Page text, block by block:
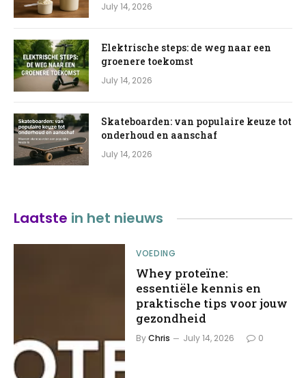
July 14, 2026
Elektrische steps: de weg naar een
groenere toekomst
July 14, 2026
Skateboarden: van populaire keuze tot
onderhoud en aanschaf
July 14, 2026
Laatste in het nieuws
VOEDING
Whey proteïne:
essentiële kennis en
praktische tips voor jouw
gezondheid
ByChris July 14, 2026 0